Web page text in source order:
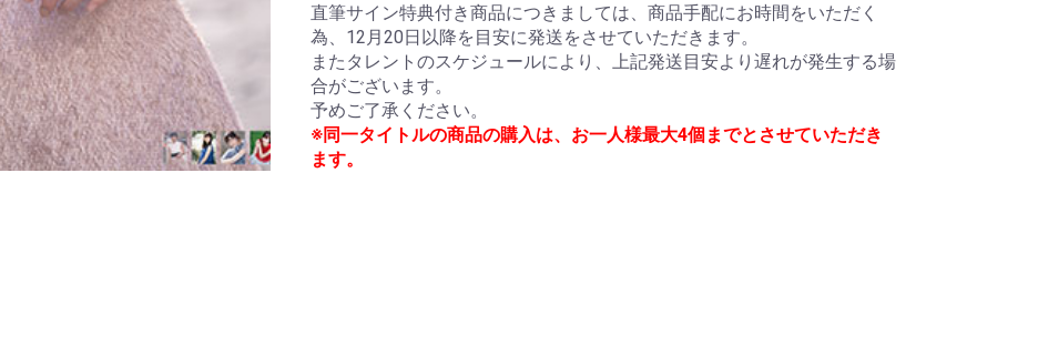
直筆サイン特典付き商品につきましては、商品手配にお時間をいただく
為、12月20日以降を目安に発送をさせていただきます。
またタレントのスケジュールにより、上記発送目安より遅れが発生する場
合がございます。
予めご了承ください。
※同一タイトルの商品の購入は、お一人様最大4個までとさせていただき
ます。